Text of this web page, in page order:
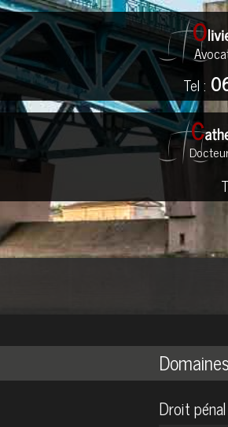
Tel :
Droit pénal